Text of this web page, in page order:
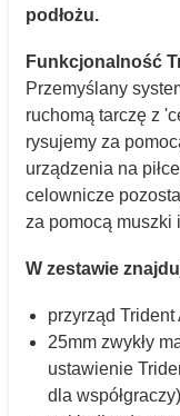
podłożu.
Funkcjonalność
Przemyślany
ruchomą tarczę z
rysujemy za
urządzenia na
celownicze
za pomocą muszki
W zestawie
przyrząd
25mm zwykły
ustawienie
dla współgraczy)